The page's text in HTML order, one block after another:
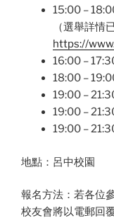
15:00 –
（選舉詳情
https://
16:00 –
18:00 –
19:00 –
19:00 –
19:00 –
地點：呂中校園
報名方法：若各位
校友會將以電郵回